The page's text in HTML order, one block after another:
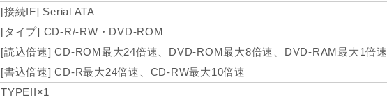
[接続IF] Serial ATA
[タイプ] CD-R/-RW・DVD-ROM
[読込倍速] CD-ROM最大24倍速、DVD-ROM最大8倍速、DVD-RAM最大1倍速
[書込倍速] CD-R最大24倍速、CD-RW最大10倍速
TYPEII×1